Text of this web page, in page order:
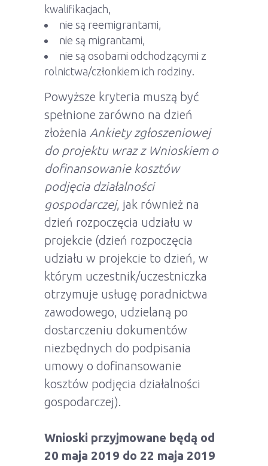
kwalifikacjach,
nie są reemigrantami,
nie są migrantami,
nie są osobami odchodzącymi z
rolnictwa/członkiem ich rodziny.
Powyższe kryteria muszą być
spełnione zarówno na dzień
złożenia Ankiety zgłoszeniowej
do projektu wraz z Wnioskiem o
dofinansowanie kosztów
podjęcia działalności
gospodarczej, jak również na
dzień rozpoczęcia udziału w
projekcie (dzień rozpoczęcia
udziału w projekcie to dzień, w
którym uczestnik/uczestniczka
otrzymuje usługę poradnictwa
zawodowego, udzielaną po
dostarczeniu dokumentów
niezbędnych do podpisania
umowy o dofinansowanie
kosztów podjęcia działalności
gospodarczej).
Wnioski przyjmowane będą od
20 maja 2019 do 22 maja 2019